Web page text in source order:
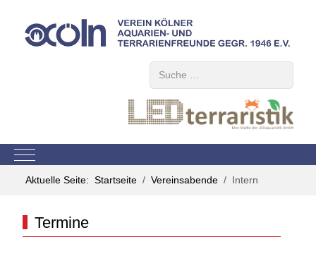
Mobile Menu Toggle
Aktuelle Seite: Startseite Vereinsabende Intern
Termine